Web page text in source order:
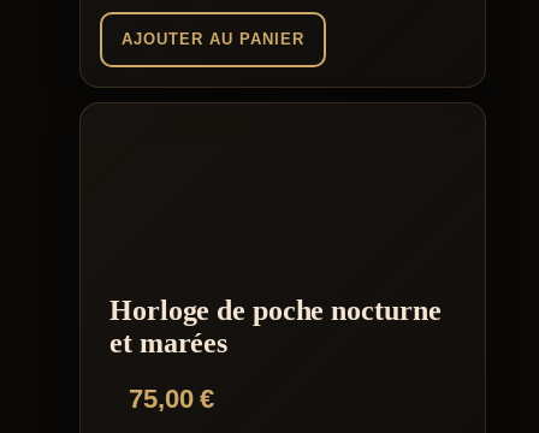
AJOUTER AU PANIER
Horloge de poche nocturne
et marées
75,00€